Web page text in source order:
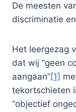
De meesten
discriminatie
Het leergezag
dat wij “geen
aangaan”[1]
tekortschieten
“objectief